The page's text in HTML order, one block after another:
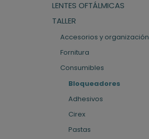
LENTES OFTÁLMICAS
TALLER
Accesorios y organización
Fornitura
Consumibles
Bloqueadores
Adhesivos
Cirex
Pastas